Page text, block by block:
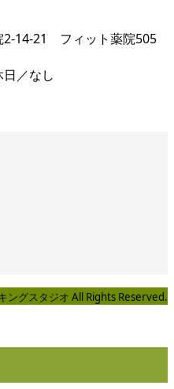
2-14-21 フィット薬院505
／なし
グスタジオ All Rights Reserved.